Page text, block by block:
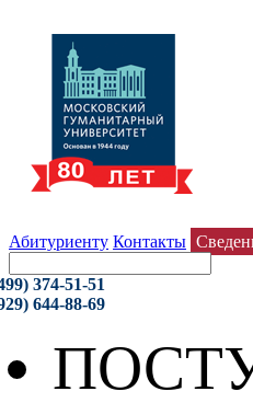
Абитуриенту Контакты
374-51-51
644-88-69